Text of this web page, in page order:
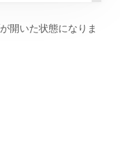
開いた状態になりま